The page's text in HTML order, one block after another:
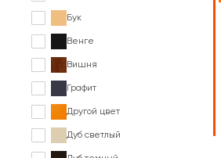
Бук
Венге
Вишня
Графит
Другой цвет
Дуб светлый